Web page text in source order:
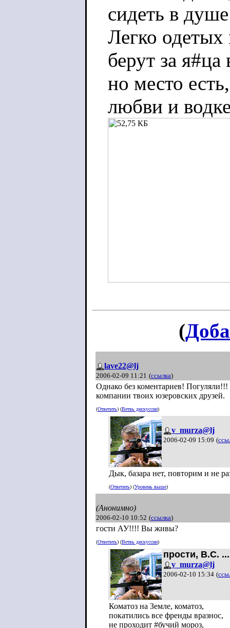
сидеть в
Легко
берут за
но место
любви и
(
lave22@lj
2006-02-09 11:21 (ссылка)
Однако без коментариев!
компании твоих юзеровских друзей.
(Ответить) (Ветвь дискуссии)
v_murza@lj
2006-02-09 15:09 (
Дык, базара нет, повторим и не
(Ответить) (Уровень выше)
(Анонимно)
2006-02-10 10:52 (ссылка)
гости АУ!!!! Вы живы?
(Ответить) (Ветвь дискуссии)
прости, В.С. ...
v_murza@lj
2006-02-10 15:34 (
Коматоз на Земле, коматоз,
покатились все френды вразнос,
не проходит #бучий мороз,